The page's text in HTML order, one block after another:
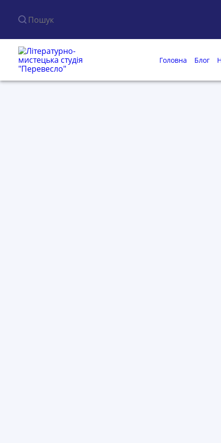
Пошук по сайту
Головна Блог